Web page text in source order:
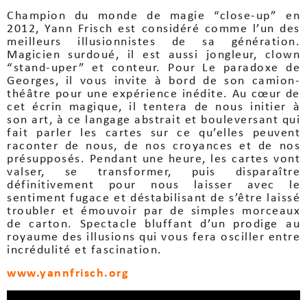
Champion du monde de magie “close-up” en
2012, Yann Frisch est considéré comme l’un des
meilleurs illusionnistes de sa génération.
Magicien surdoué, il est aussi jongleur, clown
“stand-uper” et conteur. Pour Le paradoxe de
Georges, il vous invite à bord de son camion-
théâtre pour une expérience inédite. Au cœur de
cet écrin magique, il tentera de nous initier à
son art, à ce langage abstrait et bouleversant qui
fait parler les cartes sur ce qu’elles peuvent
raconter de nous, de nos croyances et de nos
présupposés. Pendant une heure, les cartes vont
valser, se transformer, puis disparaître
définitivement pour nous laisser avec le
sentiment fugace et déstabilisant de s’être laissé
troubler et émouvoir par de simples morceaux
de carton. Spectacle bluffant d’un prodige au
royaume des illusions qui vous fera osciller entre
incrédulité et fascination.
www.yannfrisch.org